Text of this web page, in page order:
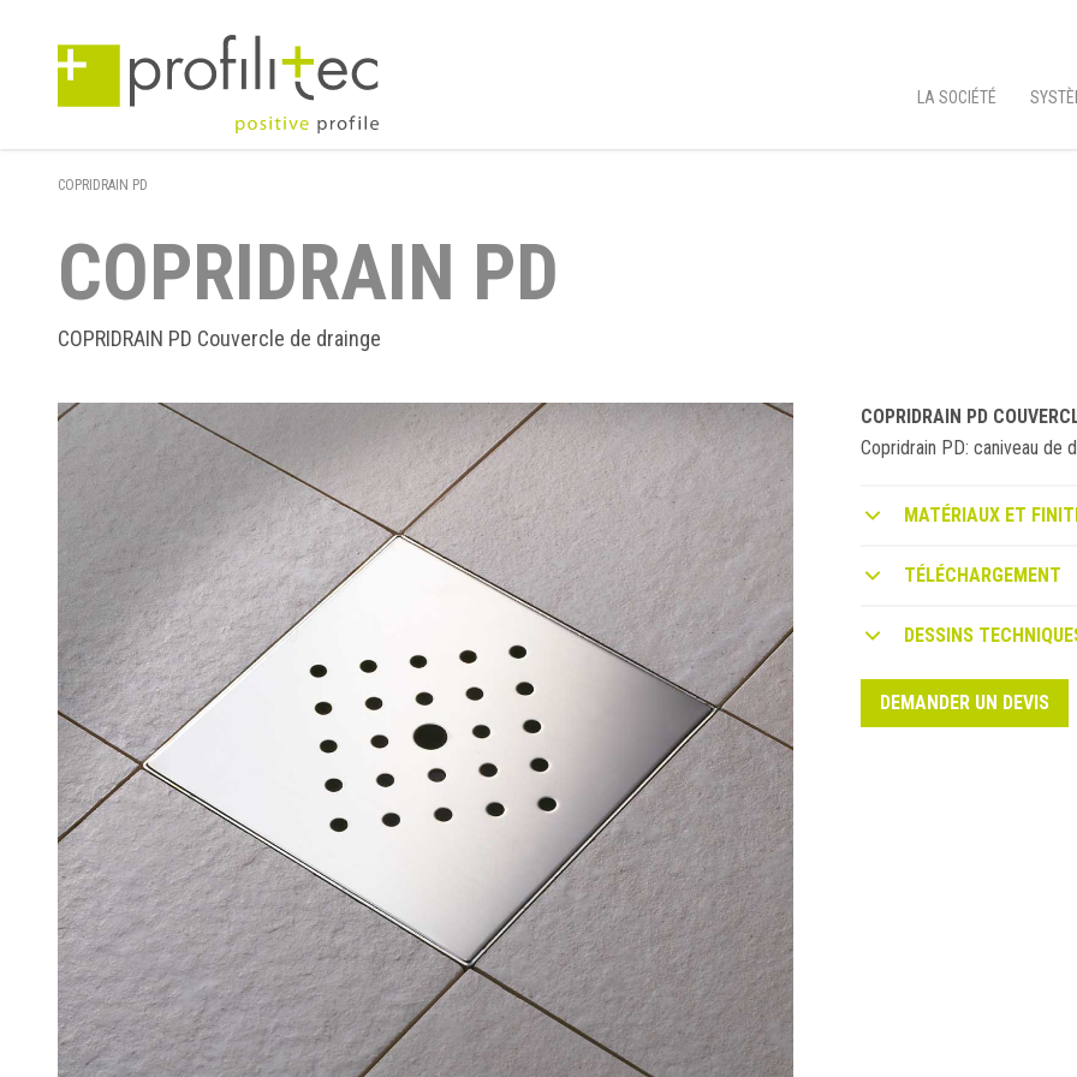
LA SOCIÉTÉ
COPRIDRAIN PD
COPRIDRAIN PD
COPRIDRAIN PD Couvercle de drainge
COPRIDRAIN PD
Copridrain PD: caniveau de
MATÉRIAUX ET
TÉLÉCHARGEMENT
DESSINS
DEMANDER UN DEVIS